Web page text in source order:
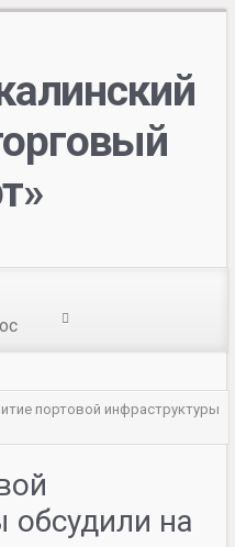
портовой инфраструктуры
обсудили на